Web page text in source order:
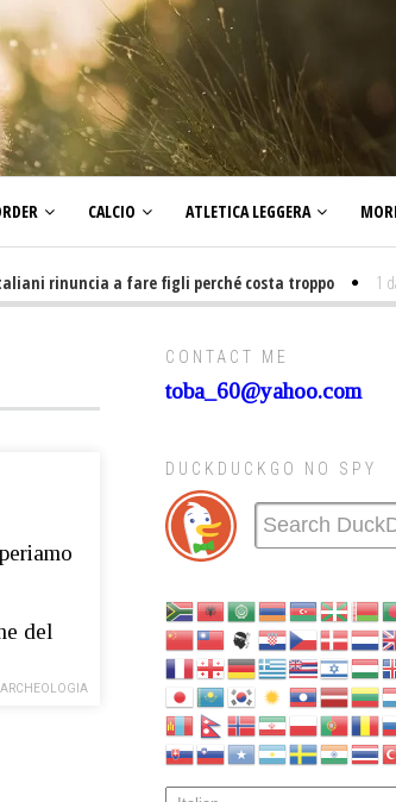
CALCIO ATLETICA LEGGERA
a fare figli perché costa troppo 1 day ago -
del
ARCHEOLOGIA
CONTACT ME
toba_60@yahoo.com
DUCKDUCKGO NO SPY